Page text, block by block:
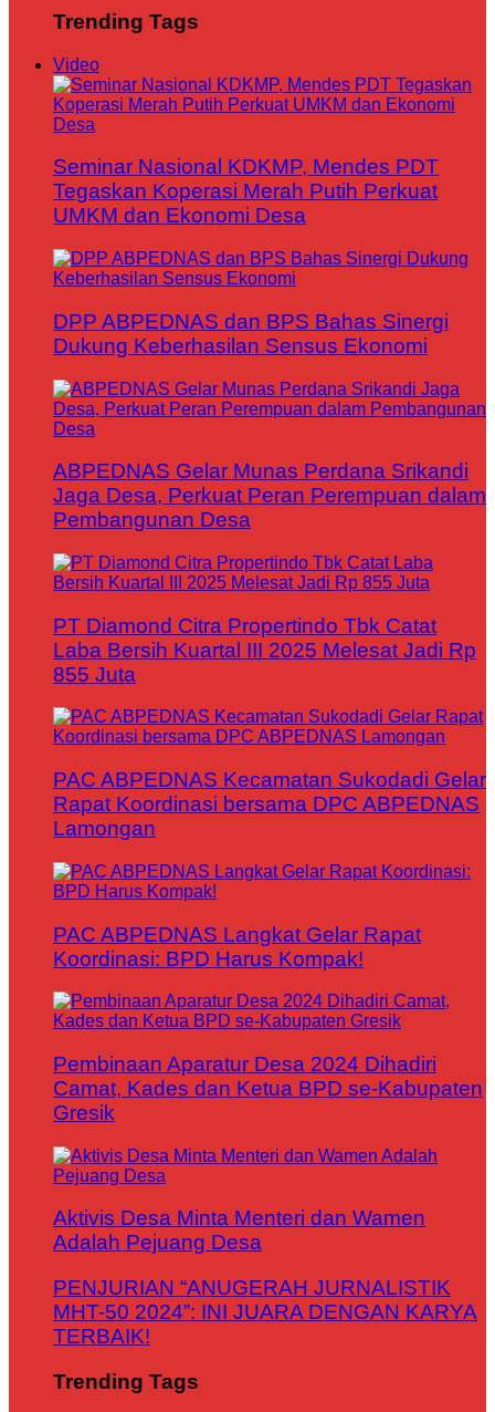
Trending Tags
Video
Seminar Nasional KDKMP, Mendes PDT
Tegaskan Koperasi Merah Putih Perkuat
UMKM dan Ekonomi Desa
DPP ABPEDNAS dan BPS Bahas Sinergi
Dukung Keberhasilan Sensus Ekonomi
ABPEDNAS Gelar Munas Perdana Srikandi
Jaga Desa, Perkuat Peran Perempuan dalam
Pembangunan Desa
PT Diamond Citra Propertindo Tbk Catat
Laba Bersih Kuartal III 2025 Melesat Jadi Rp
855 Juta
PAC ABPEDNAS Kecamatan Sukodadi Gelar
Rapat Koordinasi bersama DPC ABPEDNAS
Lamongan
PAC ABPEDNAS Langkat Gelar Rapat
Koordinasi: BPD Harus Kompak!
Pembinaan Aparatur Desa 2024 Dihadiri
Camat, Kades dan Ketua BPD se-Kabupaten
Gresik
Aktivis Desa Minta Menteri dan Wamen
Adalah Pejuang Desa
PENJURIAN “ANUGERAH JURNALISTIK
MHT-50 2024”: INI JUARA DENGAN KARYA
TERBAIK!
Trending Tags